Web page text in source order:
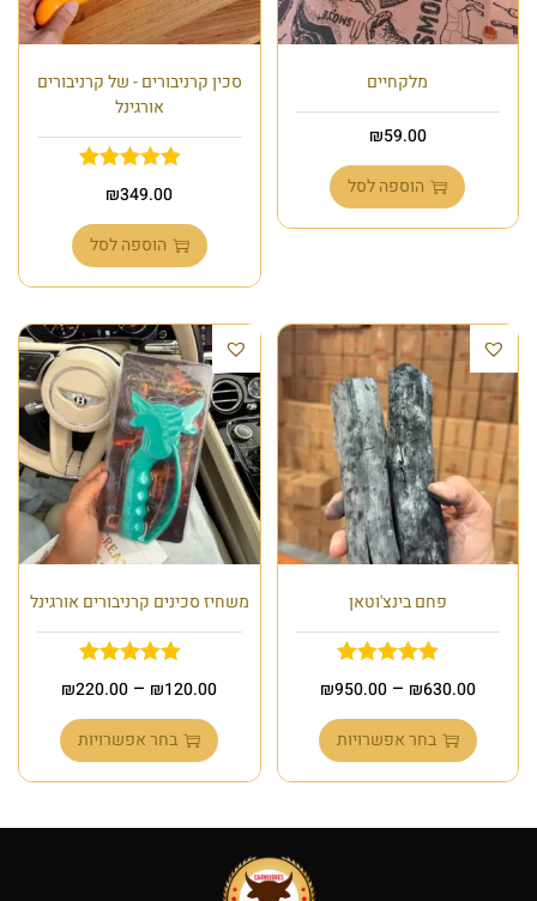
מלקחיים
₪59.00
הוספה לסל
סכין קרניבורים - של קרניבורים
אורגינל
₪349.00
הוספה לסל
פחם בינצ'וטאן
₪630.00
–
₪950.00
בחר אפשרויות
משחיז סכינים קרניבורים אורגינל
₪120.00
–
₪220.00
בחר אפשרויות